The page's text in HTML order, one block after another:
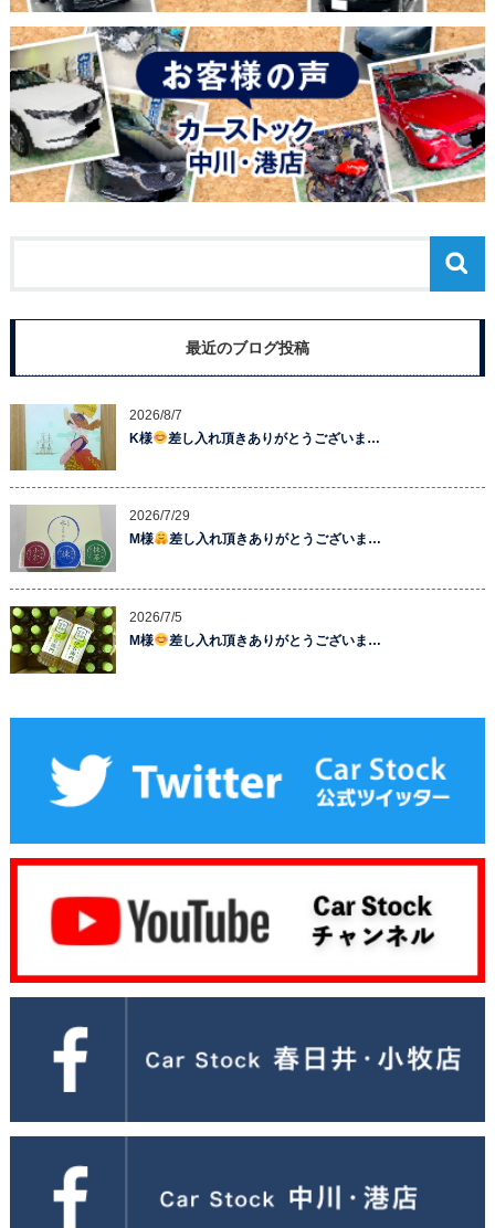
最近のブログ投稿
2026/8/7
K様
差し入れ頂きありがとうございま…
2026/7/29
M様
差し入れ頂きありがとうございま…
2026/7/5
M様
差し入れ頂きありがとうございま…